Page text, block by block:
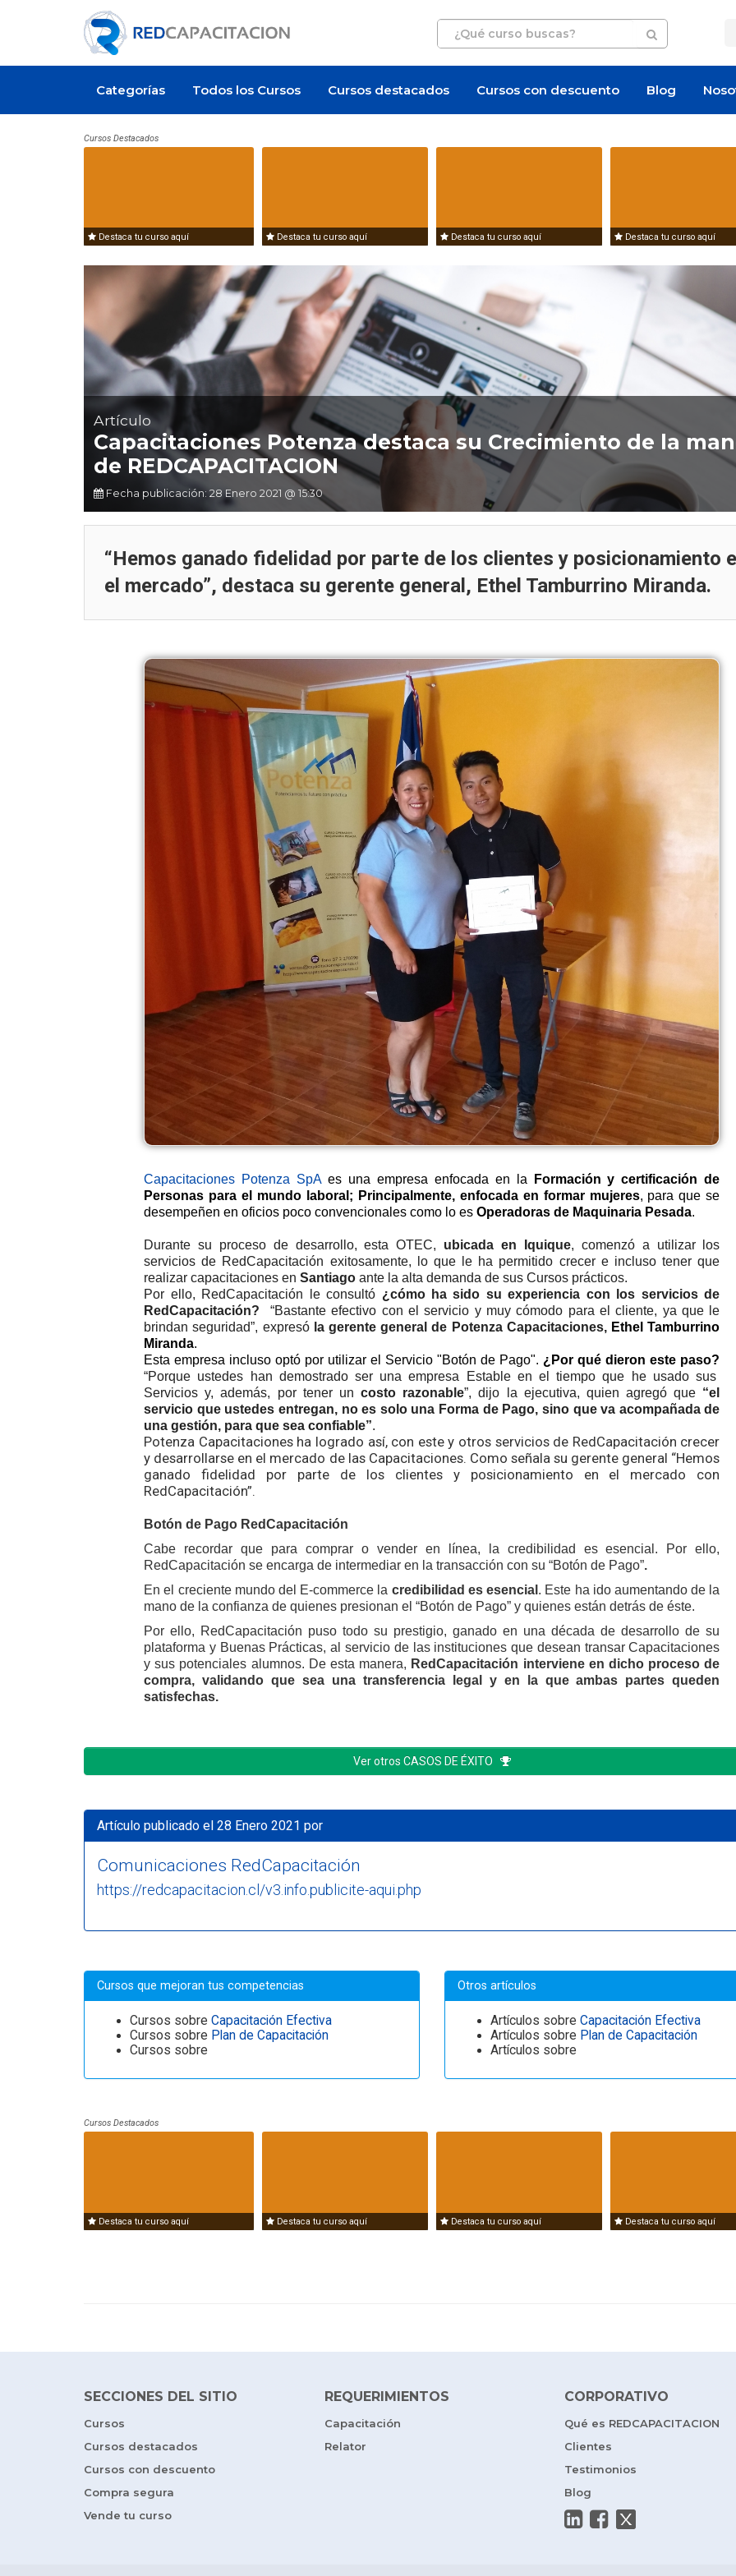
Categorías Todos los Cursos Cursos destacados Cursos con descuento Blog
Cursos Destacados
Destaca tu curso aquí Destaca tu curso aquí Destaca tu curso aquí Destaca tu curso aquí
Artículo
Capacitaciones Potenza destaca su Crecimiento de la
de REDCAPACITACION
Fecha publicación: 28 Enero 2021 @ 15:30
“Hemos ganado fidelidad por parte de los clientes y posicionamiento
el mercado”, destaca su gerente general, Ethel Tamburrino Miranda.
Capacitaciones Potenza SpAes una empresa enfocada en la
Formación y certificación de
Personas para el mundo laboral; Principalmente, enfocada en formar mujeres, para que se
desempeñen en oficios poco convencionales como lo esOperadoras de Maquinaria Pesada.
Durante su proceso de desarrollo, esta OTEC, ubicada en Iquique, comenzó a utilizar los
servicios de RedCapacitación exitosamente, lo que le ha permitido crecer e incluso tener que
realizar capacitaciones enSantiago ante la alta demanda de sus Cursos prácticos.
Por ello, RedCapacitación le consultó ¿cómo ha sido su experiencia con los servicios de
RedCapacitación?
“Bastante efectivo con el servicio y muy cómodo para el cliente, ya que le
brindan seguridad”, expresó la gerente general de Potenza Capacitaciones, Ethel Tamburrino
Miranda.
Esta empresa incluso optó por utilizar el Servicio "Botón de Pago". ¿Por qué dieron este paso?
“Porque ustedes han demostrado ser una empresa Estable en el tiempo que he usado sus
Servicios y, además, por tener uncosto razonable”, dijo la ejecutiva, quien agregó que “el
servicio que ustedes entregan, no es solo una Forma de Pago, sino que va acompañada de
una gestión, para que sea confiable”.
Potenza Capacitaciones ha logrado así, con este y otros servicios de RedCapacitación crecer
y desarrollarse en el mercado de las Capacitaciones. Como señala su gerente general “Hemos
ganado fidelidad por parte de los clientes y posicionamiento en el mercado con
RedCapacitación”.
Botón de Pago RedCapacitación
Cabe recordar que para comprar o vender en línea, la credibilidad es esencial. Por ello,
RedCapacitación se encarga de intermediar en la transacción con su “Botón de Pago”.
En el creciente mundo del E-commerce la credibilidad es esencial . Este ha ido aumentando de la
mano de la confianza de quienes presionan el “Botón de Pago” y quienes están detrás de éste.
Por ello, RedCapacitación puso todo su prestigio, ganado en una década de desarrollo de su
plataforma y Buenas Prácticas, al servicio de las instituciones que desean transar Capacitaciones
y sus potenciales alumnos. De esta manera, RedCapacitación interviene en dicho proceso de
compra, validando que sea una transferencia legal y en la que ambas partes queden
satisfechas.
Ver otros CASOS DE ÉXITO
Artículo publicado el 28 Enero 2021 por
Comunicaciones RedCapacitación
https://redcapacitacion.cl/v3.info.publicite-aqui.php
Cursos que mejoran tus competencias
Cursos sobre Capacitación Efectiva
Cursos sobre Plan de Capacitación
Cursos sobre
Otros artículos
Artículos sobre Capacitación Efectiva
Artículos sobre Plan de Capacitación
Artículos sobre
Cursos Destacados
Destaca tu curso aquí Destaca tu curso aquí Destaca tu curso aquí Destaca tu curso aquí
Reforma a la
SENCE: 5 razones
para transformar el
según
SECCIONES DEL SITIO
Cursos
Cursos destacados
Cursos con descuento
Compra segura
Vende tu curso
REQUERIMIENTOS
Capacitación
Relator
CORPORATIVO
Qué es REDCAPACITACION
Clientes
Testimonios
Blog